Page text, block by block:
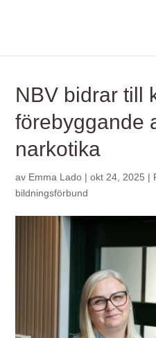
NBV bidrar till
förebyggande
narkotika
av Emma Lado |okt 24, 2025 |
bildningsförbund